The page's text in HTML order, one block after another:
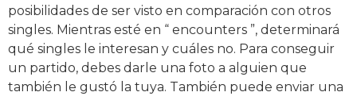
posibilidades de ser visto en comparación con otros
singles. Mientras esté en “ encounters ”, determinará
qué singles le interesan y cuáles no. Para conseguir
un partido, debes darle una foto a alguien que
también le gustó la tuya. También puede enviar una